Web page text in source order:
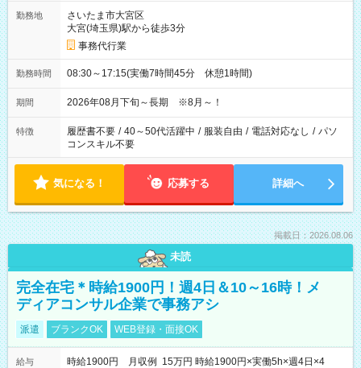
勤務地
さいたま市大宮区
大宮(埼玉県)駅から徒歩3分
事務代行業
勤務時間 08:30～17:15(実働7時間45分 休憩1時間)
期間 2026年08月下旬～長期 ※8月～！
特徴 履歴書不要 / 40～50代活躍中 / 服装自由 / 電話対応なし / パソ
コンスキル不要
気になる！ 応募する 詳細へ
掲載日：2026.08.06
未読
完全在宅＊時給1900円！週4日＆10～16時！メ
ディアコンサル企業で事務アシ
派遣 ブランクOK WEB登録・面接OK
給与
時給1900円 月収例 15万円 時給1900円×実働5h×週4日×4